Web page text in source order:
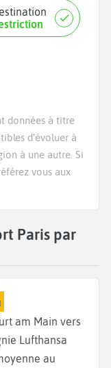
données à titre
d’évoluer à
à une autre. Si
vous aux
Paris par
am Main vers
Lufthansa
au